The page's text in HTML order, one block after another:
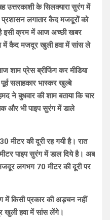
उत्तरकाशी के सिलक्यारा सुरंग में
लगातार कैद मजदूरों को
इसी क्रम में आज अच्छी खबर
कैद मजदूर खुली हवा में सांस ले
शाम प्रेस ब्रीफिंग कर मीडिया
सलाहकार भास्कर खुल्बे
ने बुधवार की शाम बताया कि चार
और भी पाइप सुरंग में डाले
की दूरी रह गयी है। रात
पाइप सुरंग में डाल दिये है। अब
लगभग 70 मीटर की दूरी पर
में किसी प्रकार की अड़चन नहीं
हवा में सांस लेंगे।